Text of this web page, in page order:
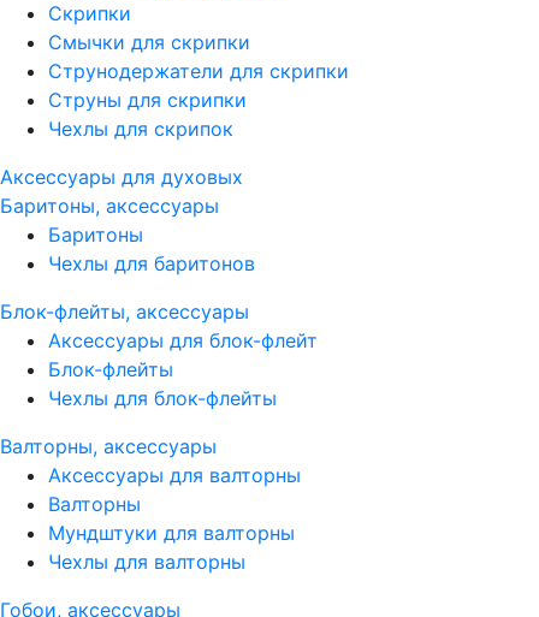
Скрипки
Смычки для скрипки
Струнодержатели для скрипки
Струны для скрипки
Чехлы для скрипок
Аксессуары для духовых
Баритоны, аксессуары
Баритоны
Чехлы для баритонов
Блок-флейты, аксессуары
Аксессуары для блок-флейт
Блок-флейты
Чехлы для блок-флейты
Валторны, аксессуары
Аксессуары для валторны
Валторны
Мундштуки для валторны
Чехлы для валторны
Гобои, аксессуары